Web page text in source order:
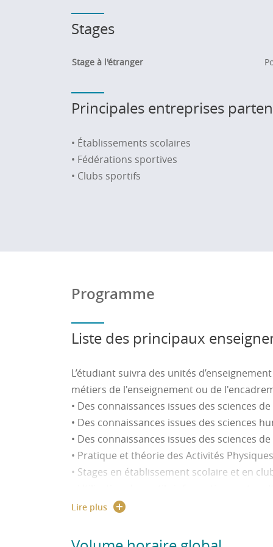
Stages
Stage à l'étranger
Principales entreprises
• Établissements scolaires
• Fédérations sportives
• Clubs sportifs
Programme
Liste des principaux
L’étudiant suivra des unités
métiers de l'enseignement ou de
• Des connaissances issues des sciences
• Des connaissances issues des sciences
• Des connaissances issues des sciences
• Pratique et théorie des Activités
• Stages en établissement scolaire et en
• Langues étrangères
Lire plus